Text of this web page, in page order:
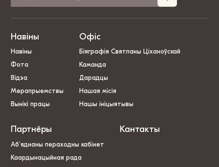
Навіны
Навіны
Фота
Відэа
Мерапрыемствы
Вынікі працы
Офіс
Біяграфія Святланы Ціханоўскай
Каманда
Дарадцы
Нашая місія
Нашы ініцыятывы
Партнёры
Аб’яднаны пераходны кабінет
Каардынацыйная рада
Кантакты